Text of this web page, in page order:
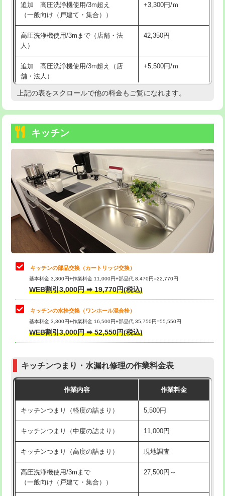
交換・取付（その他部品） 11,000円+材料費
持込商品取付（単水栓） 13,200円
持込商品取付（混合水栓）
持込商品取付（浄水器・分岐水栓） 16,500円
持込商品取付（温水洗浄便座） 22,000円
持込商品取付（普通便座⇔温水洗浄便
22,000円
給水管工事※（ホール加工)
給水管工事※（バンド止め) 3,300円
給水管工事※（支持金具設置) 5,500円
給水管工事※（保温材使用（バンド止
め込み）)
5,500円
給水管工事※（土の掘削・埋め戻し作
11,000円
給水管工事※（塩ビ管（VP・HI）使
用/3ｍまで)
給水管工事※（塩ビ管（VP・HI）使
用（追加）/3ｍ超え)
給水管工事※（ライニング鋼管・銅
管・ポリ管・HT管使用/3ｍまで)
44,000円
管・ポリ管・HT管使用/3ｍ超え)
排水管工事（土の掘削・埋め戻し作
11,000円~
排水管工事（排水管工事/3ｍまで） 55,000円
排水管工事（追加 排水管工事/3ｍ超
+11,000円
マス交換（土の掘削・埋め戻し作業）
マス交換（深さ50㎝未満）
追加 高圧洗浄機使用/3m超え
（一般向け（戸建て・集合））
+3,300円/ｍ
高圧洗浄機使用/3mまで（店舗・法
人）
42,350円
追加 高圧洗浄機使用/3m超え（店
舗・法人）
+5,500円/ｍ
高度高圧洗浄換 現地調査
トーラー機使用/3mまで
追加トーラー機使用/3m超え +3,300円
カメラ調査 33,000円
桝清掃 8,800円
止水・漏水調査・防水処理・清掃・修
理・調整・分解・加工など（軽作業）
11,000円
止水・漏水調査・防水処理・清掃・修
理・調整・分解・加工など（中作業）
22,000円
止水・漏水調査・防水処理・清掃・修
理・調整・分解・加工など（重作業）
33,000円
お風呂タンク脱着
その他部品の脱着
式・ワンホール）)
交換・取付(排水栓・排水トラップ
22,000円+材料費
持込商品取付（単水栓）
上記の表をスクロールで他の料金もご覧になれます。
キッチン
キッチンの部品交換（カートリッジ交換）
基本料金 3,300円+作業料金 11,000円+部品代 8,470円=22,770円
WEB割引3,000円 ➡ 19,770円(税込)
キッチンの水栓交換（ワンホール混合栓）
基本料金 3,300円+作業料金 16,500円+部品代 35,750円=55,550円
WEB割引3,000円 ➡ 52,550円(税込)
キッチンつまり・水漏れ修理の作業料金表
作業内容 作業料金
キッチンつまり（軽度の詰まり） 5,500円
キッチンつまり（中度の詰まり） 11,000円
キッチンつまり（高度の詰まり） 現地調査
高圧洗浄機使用/3mまで
（一般向け（戸建て・集合））
27,500円～